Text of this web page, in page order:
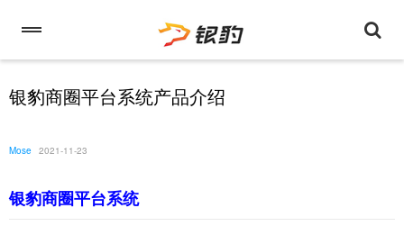
银豹商圈平台系统产品介绍
Mose 2021-11-23
银豹商圈平台系统